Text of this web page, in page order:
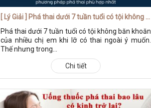
[ Lý Giải ] Phá thai dưới 7 tuần tuổi có tội không và phương pháp an toàn hiện nay
Phá thai dưới 7 tuần tuổi có tội không băn khoăn
của nhiều chị em khi lỡ có thai ngoài ý muốn.
Thế nhưng trong...
Chi tiết